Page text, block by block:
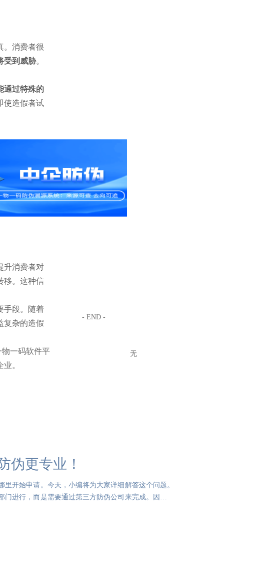
。消费者很
受到威胁。
通过特殊的
使造假者试
升消费者对
移。这种信
手段。随着
复杂的造假
物一码软件平
。
- END -
无
伪更专业！
开始申请。今天，小编将为大家详细解答这个问题。
进行，而是需要通过第三方防伪公司来完成。因此，